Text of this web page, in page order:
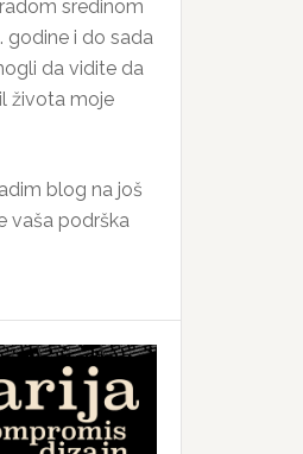
sredinom
godine i do sada
da vidite da
života moje
blog na još
vaša podrška